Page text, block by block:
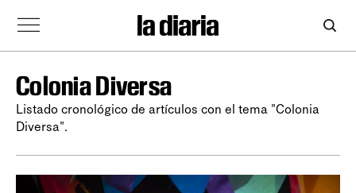
Colonia Diversa
Listado cronológico de artículos con el tema "Colonia
Diversa".